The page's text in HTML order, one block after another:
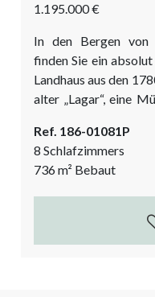
1.195.000 €
In den Bergen von
finden Sie ein
Landhaus aus den
alter „Lagar“, eine
respektiert die
Merkmale dieses
sie mit hellen,
Elementen. Dieses historische Landhaus wurde in den
letzten 15 Jahren
Ref. 186-01081P
8 Schlafzimmers
736m² Bebaut